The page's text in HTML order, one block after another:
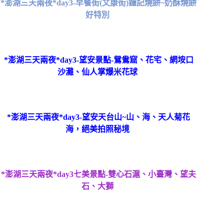
*澎湖三天兩夜*day3-早餐街(文康街)鐘記燒餅~奶酥燒餅
好特別
*澎湖三天兩夜*day3-望安景點-鴛鴦窟、花宅、網垵口
沙灘、仙人掌爆米花球
*澎湖三天兩夜*day3-望安天台山~山、海、天人菊花
海，絕美拍照秘境
*澎湖三天兩夜*day3七美景點-雙心石滬、小臺灣、望夫
石、大獅